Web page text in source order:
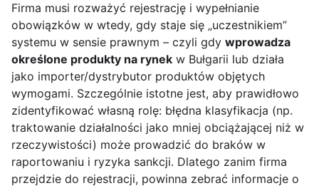
Firma musi rozważyć rejestrację i wypełnianie
obowiązków w wtedy, gdy staje się „uczestnikiem”
systemu w sensie prawnym – czyli gdy wprowadza
określone produkty na rynek w Bułgarii lub działa
jako importer/dystrybutor produktów objętych
wymogami. Szczególnie istotne jest, aby prawidłowo
zidentyfikować własną rolę: błędna klasyfikacja (np.
traktowanie działalności jako mniej obciążającej niż w
rzeczywistości) może prowadzić do braków w
raportowaniu i ryzyka sankcji. Dlatego zanim firma
przejdzie do rejestracji, powinna zebrać informacje o